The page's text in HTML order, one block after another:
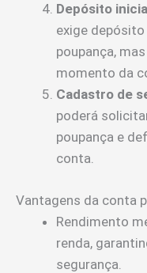
Depósito
exige
poupança,
momento da
Cadastro de
poderá
poupança e
conta.
Vantagens da conta
Rendimento
renda,
segurança.